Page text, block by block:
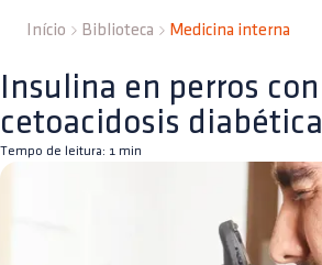
Início Biblioteca Medicina interna
Insulina en perros con
cetoacidosis diabética
Tempo de leitura: 1 min